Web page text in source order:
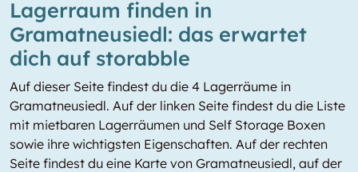
Lagerraum finden in
Gramatneusiedl: das erwartet
dich auf storabble
Auf dieser Seite findest du die 4 Lagerräume in
Gramatneusiedl. Auf der linken Seite findest du die Liste
mit mietbaren Lagerräumen und Self Storage Boxen
sowie ihre wichtigsten Eigenschaften. Auf der rechten
Seite findest du eine Karte von Gramatneusiedl, auf der